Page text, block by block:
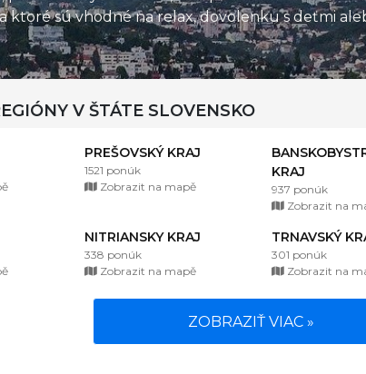
ktoré sú vhodné na relax, dovolenku s deťmi
V ŠTÁTE SLOVENSKO
PREŠOVSKÝ KRAJ
1521 ponúk
Zobrazit na mapě
KRAJ
937 ponúk
Zobrazit na
NITRIANSKY KRAJ
338 ponúk
Zobrazit na mapě
TRNAVSKÝ
301 ponúk
Zobrazit na
ZOBRAZIŤ VIAC »